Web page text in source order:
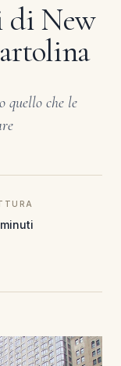
di New
quello che le